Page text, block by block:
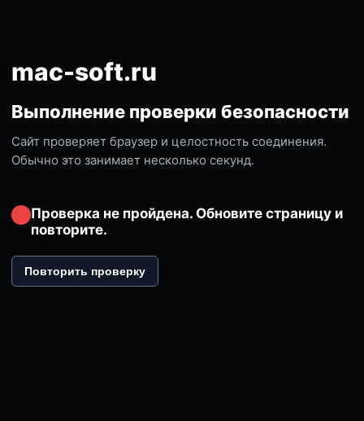
mac-soft.ru
Выполнение проверки безопасности
Сайт проверяет браузер и целостность соединения.
Обычно это занимает несколько секунд.
Проверка не пройдена. Обновите страницу и
повторите.
Повторить проверку